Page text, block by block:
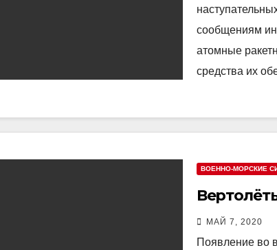
сообщениям
атомные
средства их
ВОЕННО-МОРСКИЕ
МАЙ 7, 2020
Появление во